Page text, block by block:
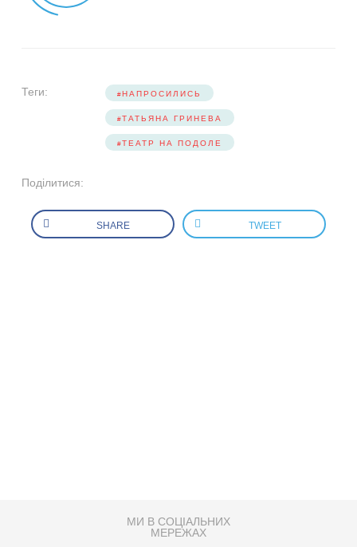
Теги: НАПРОСИЛИСЬ
ТАТЬЯНА ГРИНЕВА
ТЕАТР НА ПОДОЛЕ
Поділитися:
SHARE TWEET
МИ В СОЦІАЛЬНИХ
МЕРЕЖАХ